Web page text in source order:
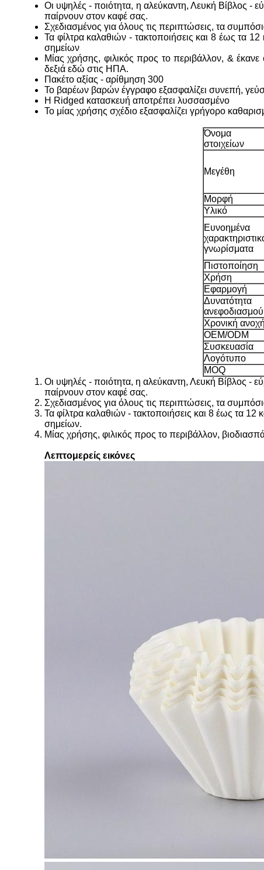
Οι υψηλές - ποιότητα, η αλεύκαντη, Λευκή Βίβλος -
παίρνουν στον καφέ σας.
Σχεδιασμένος για όλους τις περιπτώσεις, τα
Τα φίλτρα καλαθιών - τακτοποιήσεις και 8 έως τα
σημείων
Μίας χρήσης, φιλικός προς το περιβάλλον, &
δεξιά εδώ στις ΗΠΑ.
Πακέτο αξίας - αρίθμηση 300
Το βαρέων βαρών έγγραφο εξασφαλίζει συνεπή,
Η Ridged κατασκευή αποτρέπει λυσσασμένο
Το μίας χρήσης σχέδιο εξασφαλίζει γρήγορο
Όνομα
στοιχείων
Μεγέθη
Μορφή
Υλικό
Ευνοημένα
γνωρίσματα
Πιστοποίηση
Χρήση
Εφαρμογή
Δυνατότητα
ανεφοδιασμού
Χρονική ανοχή
OEM/ODM
Συσκευασία
Λογότυπο
MOQ
Οι υψηλές - ποιότητα, η αλεύκαντη, Λευκή Βίβλος -
παίρνουν στον καφέ σας.
Σχεδιασμένος για όλους τις περιπτώσεις, τα
Τα φίλτρα καλαθιών - τακτοποιήσεις και 8 έως τα
σημείων.
Μίας χρήσης, φιλικός προς το περιβάλλον,
Λεπτομερείς εικόνες